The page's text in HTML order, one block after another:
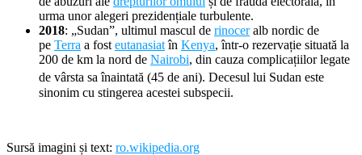
urma unor alegeri prezidențiale turbulente.
2018: „Sudan”, ultimul mascul de rinoceralb nordic de
pe Terra a fost eutanasiatîn Kenya, într-o rezervație situată la
200 de km la nord de Nairobi, din cauza complicațiilor legate
de vârsta sa înaintată (45 de ani). Decesul lui Sudan este
sinonim cu stingerea acestei subspecii.
Sursă imagini și text: ro.wikipedia.org